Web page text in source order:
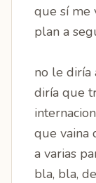
que sí me
plan a
no le diría
diría que
que vaina
a varias
bla, bla,